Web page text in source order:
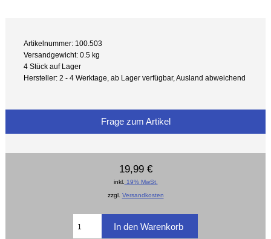
Artikelnummer: 100.503
Versandgewicht: 0.5 kg
4 Stück auf Lager
Hersteller: 2 - 4 Werktage, ab Lager verfügbar, Ausland abweichend
Frage zum Artikel
19,99 €
inkl. 19% MwSt.
zzgl. Versandkosten